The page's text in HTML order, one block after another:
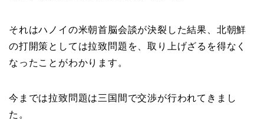
それはハノイの米朝首脳会談が決裂した結果、北朝鮮
の打開策としては拉致問題を、取り上げざるを得なく
なったことがわかります。
今までは拉致問題は三国間で交渉が行われてきまし
た。